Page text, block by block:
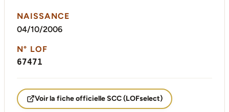
NAISSANCE
04/10/2006
N° LOF
67471
Voir la fiche officielle SCC (LOFselect)